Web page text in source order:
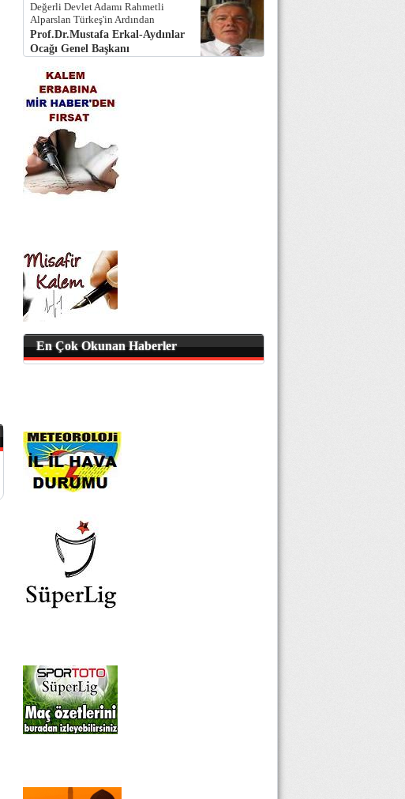
Değerli Devlet Adamı Rahmetli
Alparslan Türkeş'in Ardından
Prof.Dr.Mustafa Erkal-Aydınlar
Ocağı Genel Başkanı
En Çok Okunan Haberler